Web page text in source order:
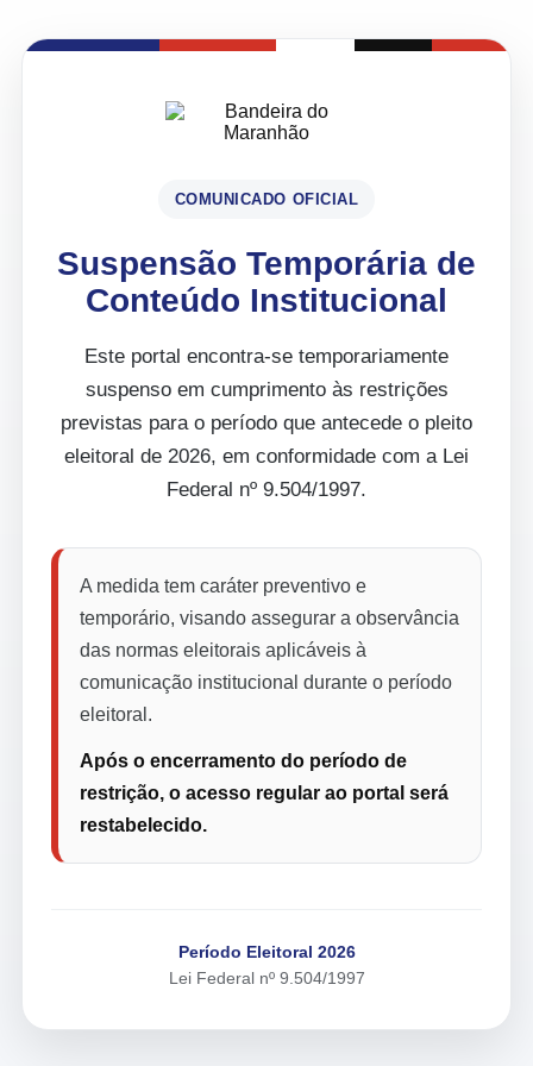
COMUNICADO OFICIAL
Suspensão Temporária de
Conteúdo Institucional
Este portal encontra-se temporariamente
suspenso em cumprimento às restrições
previstas para o período que antecede o pleito
eleitoral de 2026, em conformidade com a Lei
Federal nº 9.504/1997.
A medida tem caráter preventivo e
temporário, visando assegurar a observância
das normas eleitorais aplicáveis à
comunicação institucional durante o período
eleitoral.
Após o encerramento do período de
restrição, o acesso regular ao portal será
restabelecido.
Período Eleitoral 2026
Lei Federal nº 9.504/1997